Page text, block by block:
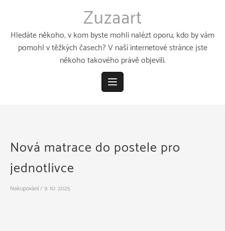
obsahu
Zuzaart
Hledáte někoho, v kom byste mohli nalézt oporu, kdo by vám
pomohl v těžkých časech? V naší internetové stránce jste
někoho takového právě objevili.
Nová matrace do postele pro
jednotlivce
Nakupování/9. 10. 2025